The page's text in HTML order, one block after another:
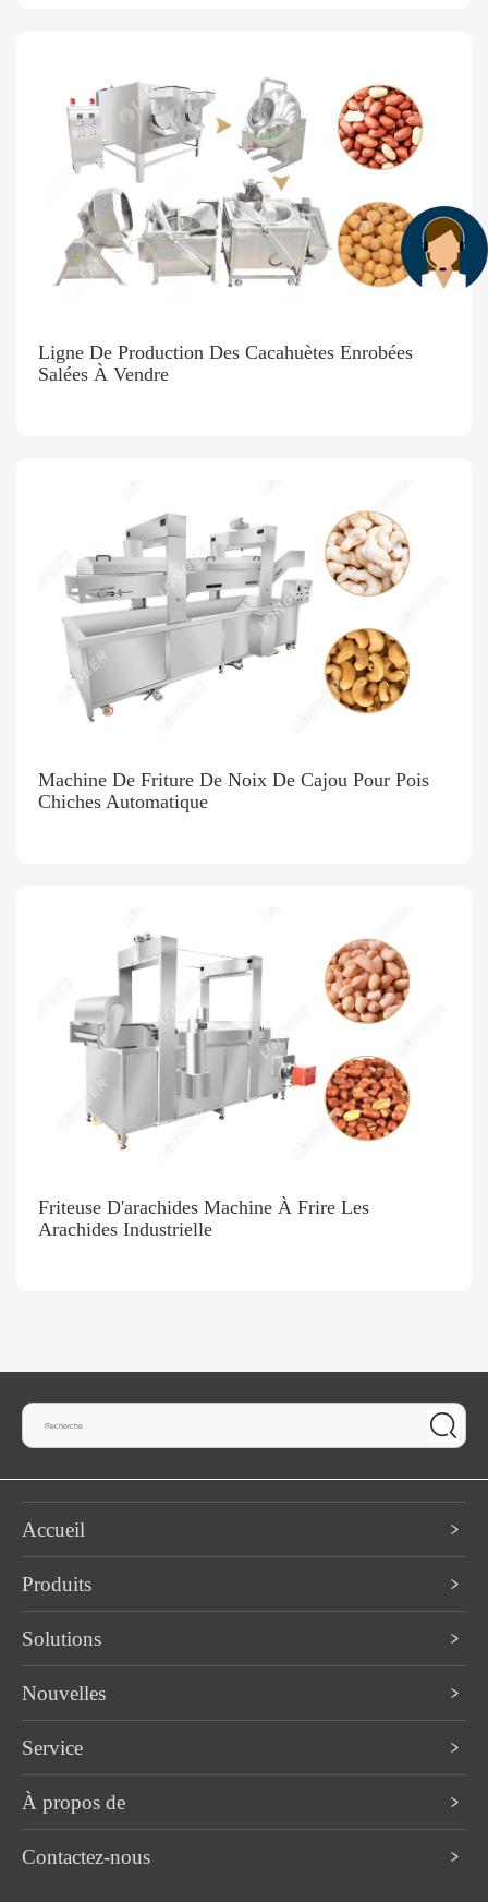
Ligne De Production Des Cacahuètes Enrobées
Salées À Vendre
Machine De Friture De Noix De Cajou Pour Pois
Chiches Automatique
Friteuse D'arachides Machine À Frire Les
Arachides Industrielle
Accueil
Produits
Solutions
Nouvelles
Service
À propos de
Contactez-nous